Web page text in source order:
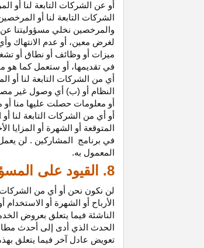
أو عن الشركات التابعة لنا
الشركات التابعة لنا أو
والمرخصين نخلي مسؤوليتنا عن
لغرض معين، أو عدم الانتهاك
ميزات أو وظائف أو نطاق أو
في تقديمها، أو ستعمل كما هو
أي من الشركات التابعة لنا
النظام أو (ب) أي وصول غير
أو معلومات حصلت عليها منا
أو أي من الشركات التابعة
المتوقعة أو الشهرة أو المزايا
في برنامج المشاركين . لن
المعمول به.
8. القيود على المسؤولية
لن نكون نحن أو أي من الشركات
الأرباح أو الشهرة أو
الناشئة فيما يتعلق بعروض
الحدث الذي أدى إلى أحدث
تعويض عادل آخر فيما يتعلق